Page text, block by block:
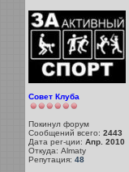
Совет Клуба
Покинул форум
Сообщений всего: 2443
Дата рег-ции: Апр. 2010
Откуда: Almaty
Репутация: 48